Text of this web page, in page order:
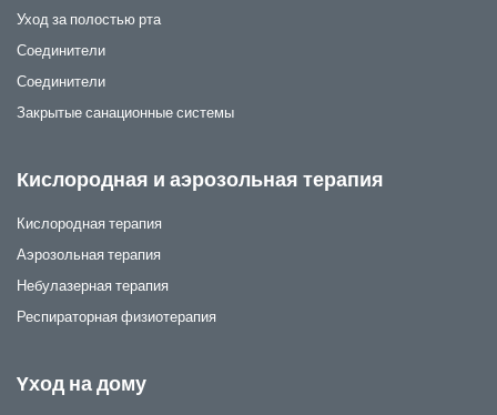
Уход за полостью рта
Соединители
Соединители
Закрытые санационные системы
Кислородная и аэрозольная терапия
Кислородная терапия
Аэрозольная терапия
Небулазерная терапия
Респираторная физиотерапия
Yход на дому